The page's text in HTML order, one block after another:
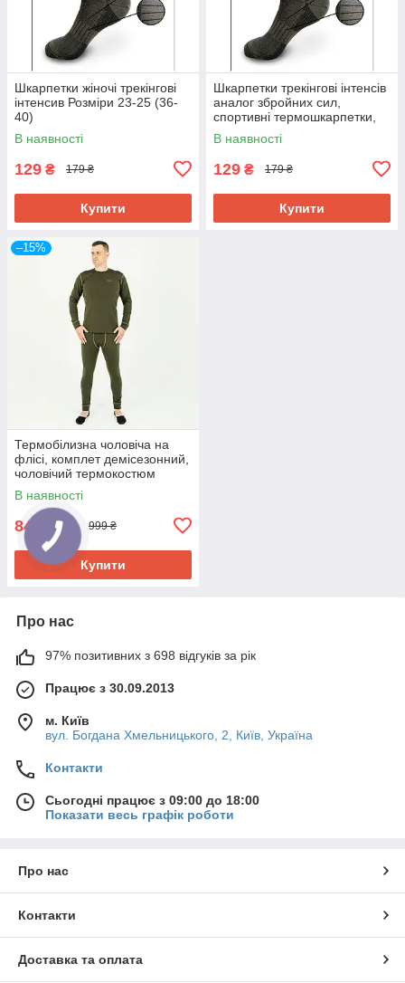
Шкарпетки жіночі трекінгові
інтенсив Розміри 23-25 (36-
40)
В наявності
129 ₴ 179 ₴
Купити
Шкарпетки трекінгові інтенсів
аналог збройних сил,
спортивні термошкарпетки,
36-40(23-25),39-41,41-47(27-
31)р-р
В наявності
129 ₴ 179 ₴
Купити
–15%
Термобілизна чоловіча на
флісі, комплет демісезонний,
чоловічий термокостюм
зимовий, Україна, S, M, L, XL,
2XL р-р
В наявності
849,15 ₴ 999 ₴
Купити
Про нас
97% позитивних з 698 відгуків за рік
Працює з 30.09.2013
м. Київ
вул. Богдана Хмельницького, 2, Київ, Україна
Контакти
Сьогодні працює з 09:00 до 18:00
Показати весь графік роботи
Про нас
Контакти
Доставка та оплата